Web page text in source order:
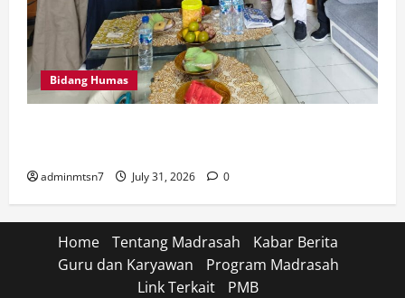
Bidang Humas
adminmtsn7 July 31, 2026 0
Home Tentang Madrasah
Kabar Berita
Guru dan Karyawan
Program Madrasah
Link Terkait
PMB